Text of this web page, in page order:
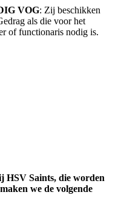
VOG: Zij beschikken
als die voor het
of functionaris nodig is.
HSV Saints, die worden
we de volgende